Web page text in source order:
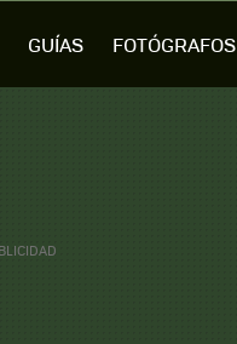
GUÍAS FOTÓGRAFOS